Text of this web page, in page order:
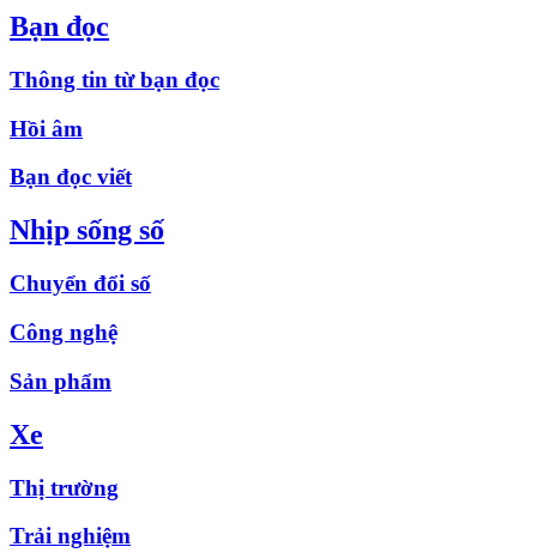
Bạn đọc
Thông tin từ bạn đọc
Hồi âm
Bạn đọc viết
Nhịp sống số
Chuyển đổi số
Công nghệ
Sản phẩm
Xe
Thị trường
Trải nghiệm